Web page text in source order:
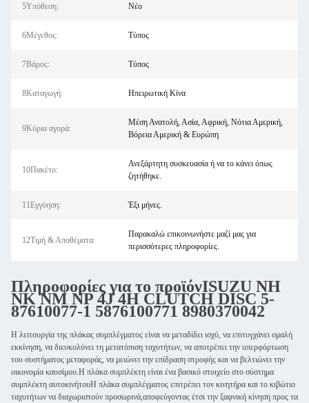
5Υπόθεση: Νέο
6Μέγεθος: Τύπος
7Βάρος: Τύπος
8Καταγωγή: Ηπειρωτική Κίνα
9Κύρια αγορά:
Μέση Ανατολή, Ασία, Αφρική, Νότια Αμερική,
Βόρεια Αμερική & Ευρώπη
10Πακέτο:
Ανεξάρτητη συσκευασία ή να το κάνει όπως
ζητήθηκε.
11Εγγύηση: Έξι μήνες.
12Τιμή & Αποθέματα:
Παρακαλώ επικοινωνήστε μαζί μας για
περισσότερες πληροφορίες.
Πληροφορίες για το προϊόνISUZU NH
NK NM NP 4J 4H CLUTCH DISC 5-
87610077-1 5876100771 8980370042
Η λειτουργία της πλάκας συμπλέγματος είναι να μεταδίδει ισχύ, να επιτυγχάνει ομαλή
εκκίνηση, να διευκολύνει τη μετατόπιση ταχυτήτων, να αποτρέπει την υπερφόρτωση
του συστήματος μεταφοράς, να μειώνει την επίδραση στροφής και να βελτιώνει την
οικονομία καυσίμου.Η πλάκα συμπλέκτη είναι ένα βασικό στοιχείο στο σύστημα
συμπλέκτη αυτοκινήτουΗ πλάκα συμπλέγματος επιτρέπει τον κινητήρα και το κιβώτιο
ταχυτήτων να διαχωριστούν προσωρινά,αποφεύγοντας έτσι την ξαφνική κίνηση προς τα